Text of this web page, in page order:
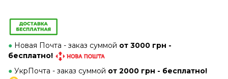
● Новая Почта - заказ суммой от 3000 грн -
бесплатно!
● УкрПочта - заказ суммой от 2000 грн - бесплатно!